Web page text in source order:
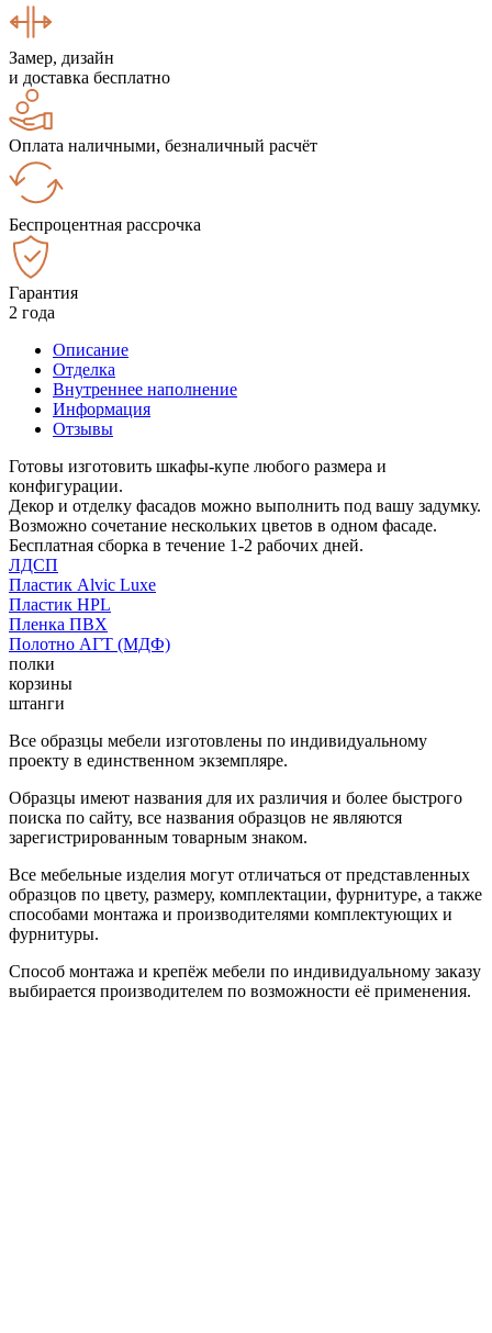
Замер, дизайн
и доставка бесплатно
Оплата наличными, безналичный расчёт
Беспроцентная рассрочка
Гарантия
2 года
Описание
Отделка
Внутреннее наполнение
Информация
Отзывы
Готовы изготовить шкафы-купе любого размера и
конфигурации.
Декор и отделку фасадов можно выполнить под вашу задумку.
Возможно сочетание нескольких цветов в одном фасаде.
Бесплатная сборка в течение 1-2 рабочих дней.
ЛДСП
Пластик Alvic Luxe
Пластик HPL
Пленка ПВХ
Полотно АГТ (МДФ)
полки
корзины
штанги
Все образцы мебели изготовлены по индивидуальному
проекту в единственном экземпляре.
Образцы имеют названия для их различия и более быстрого
поиска по сайту, все названия образцов не являются
зарегистрированным товарным знаком.
Все мебельные изделия могут отличаться от представленных
образцов по цвету, размеру, комплектации, фурнитуре, а также
способами монтажа и производителями комплектующих и
фурнитуры.
Способ монтажа и крепёж мебели по индивидуальному заказу
выбирается производителем по возможности её применения.